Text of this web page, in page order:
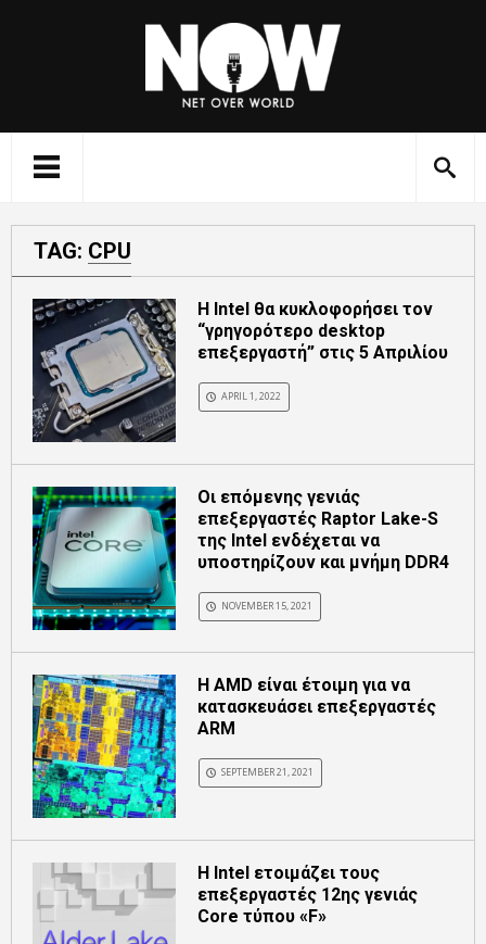
TAG: CPU
Η Intel θα κυκλοφορήσει τον
“γρηγορότερο desktop
επεξεργαστή” στις 5 Απριλίου
APRIL 1, 2022
Οι επόμενης γενιάς
επεξεργαστές Raptor Lake-S
της Intel ενδέχεται να
υποστηρίζουν και μνήμη DDR4
NOVEMBER 15, 2021
Η AMD είναι έτοιμη για να
κατασκευάσει επεξεργαστές
ARM
SEPTEMBER 21, 2021
Η Intel ετοιμάζει τους
επεξεργαστές 12ης γενιάς
Core τύπου «F»